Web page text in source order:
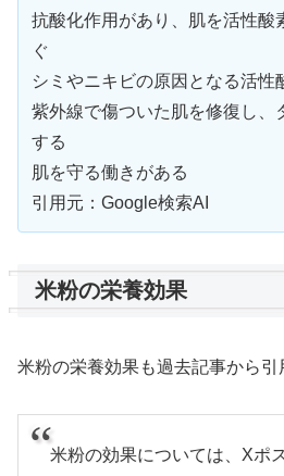
抗酸化作用があり、肌を活性酸
ぐ
シミやニキビの原因となる活性
紫外線で傷ついた肌を修復し、
する
肌を守る働きがある
引用元：Google検索AI
米粉の栄養効果
米粉の栄養効果も過去記事から引
米粉の効果については、Xポ